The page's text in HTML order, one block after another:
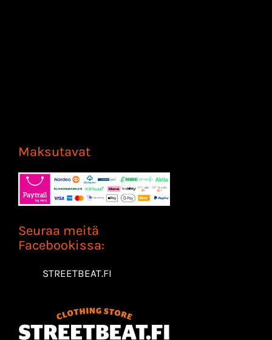
Maksutavat
Seuraa meitä
Facebookissa:
STREETBEAT.FI